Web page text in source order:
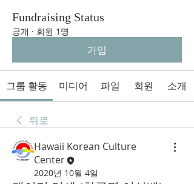
Fundraising Status
공개 · 회원 1명
가입
그룹 활동 미디어 파일 회원 소개
뒤로
Hawaii Korean Culture
Center
2020년 10월 4일